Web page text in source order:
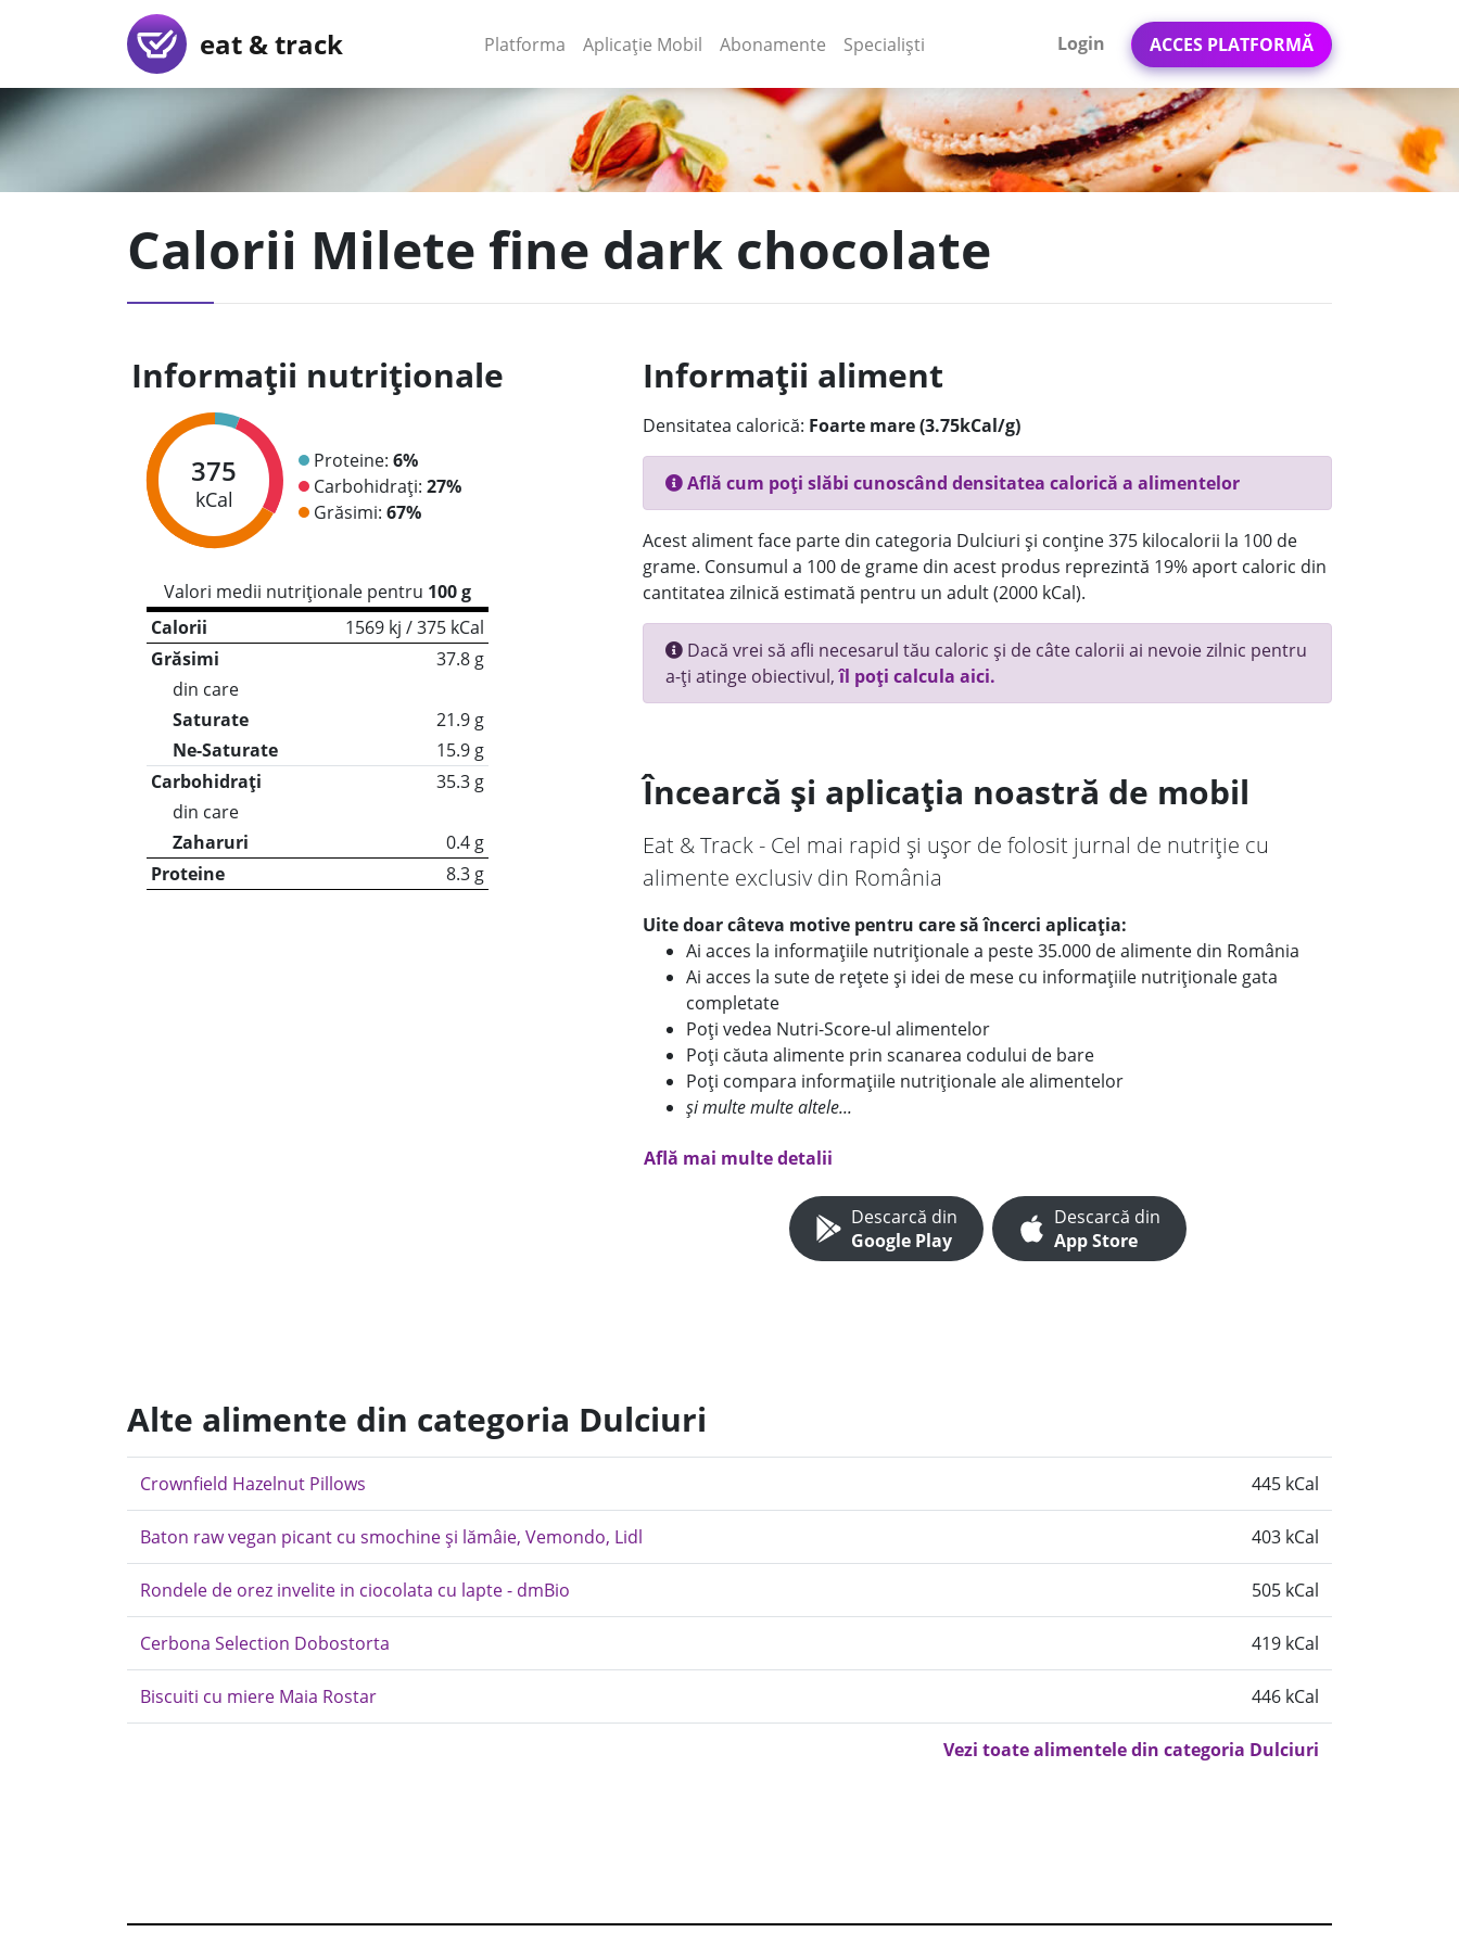
eat & track Platforma (current)
Aplicație Mobil (current)
Abonamente Specialiști Login ACCES PLATFORMĂ
Calorii Milete fine dark chocolate
Informații nutriționale
375
kCal
Proteine: 6%
Carbohidrați: 27%
Grăsimi: 67%
Valori medii nutriționale pentru 100 g
Calorii
1569 kj / 375 kCal
Grăsimi
37.8 g
din care
Saturate
21.9 g
Ne-Saturate
15.9 g
Carbohidrați
35.3 g
din care
Zaharuri
0.4 g
Proteine
8.3 g
Informații aliment
Densitatea calorică: Foarte mare (3.75kCal/g)
Află cum poți slăbi cunoscând densitatea calorică a alimentelor
Acest aliment face parte din categoria Dulciuri și conține 375 kilocalorii la 100 de
grame. Consumul a 100 de grame din acest produs reprezintă 19% aport caloric din
cantitatea zilnică estimată pentru un adult (2000 kCal).
Dacă vrei să afli necesarul tău caloric și de câte calorii ai nevoie zilnic pentru
a-ți atinge obiectivul,îl poți calcula aici.
Încearcă și aplicația noastră de mobil
Eat & Track - Cel mai rapid și ușor de folosit jurnal de nutriție cu
alimente exclusiv din România
Uite doar câteva motive pentru care să încerci aplicația:
Ai acces la informațiile nutriționale a peste 35.000 de alimente din România
Ai acces la sute de rețete și idei de mese cu informațiile nutriționale gata
completate
Poți vedea Nutri-Score-ul alimentelor
Poți căuta alimente prin scanarea codului de bare
Poți compara informațiile nutriționale ale alimentelor
și multe multe altele...
Află mai multe detalii
Descarcă din
Google Play
Descarcă din
App Store
Alte alimente din categoria Dulciuri
Crownfield Hazelnut Pillows 445 kCal
Baton raw vegan picant cu smochine și lămâie, Vemondo, Lidl 403 kCal
Rondele de orez invelite in ciocolata cu lapte - dmBio 505 kCal
Cerbona Selection Dobostorta 419 kCal
Biscuiti cu miere Maia Rostar 446 kCal
Vezi toate alimentele din categoria Dulciuri